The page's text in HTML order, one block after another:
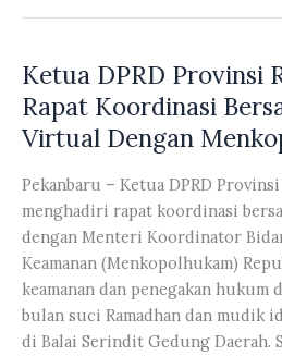
Ketua DPRD Provinsi
Rapat Koordinasi
Virtual Dengan
Pekanbaru – Ketua DPRD
menghadiri rapat koordinasi
dengan Menteri Koordinator
Keamanan (Menkopolhukam)
keamanan dan penegakan hukum
bulan suci Ramadhan dan mudik
di Balai Serindit Gedung Daerah.